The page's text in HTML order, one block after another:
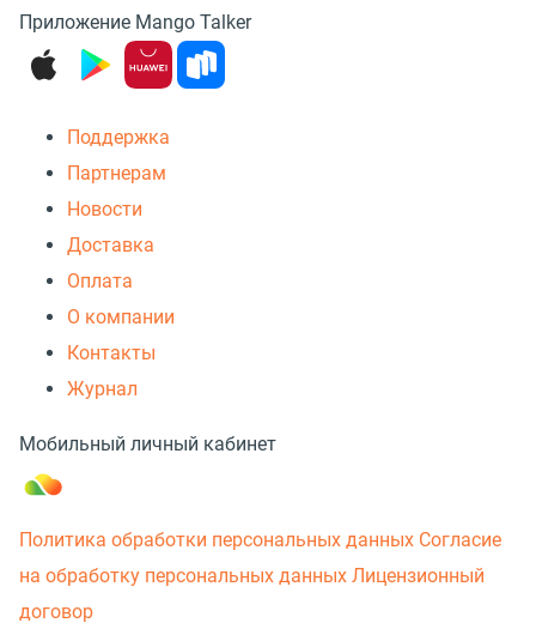
Приложение Mango Talker
Поддержка
Партнерам
Новости
Доставка
Оплата
О компании
Контакты
Журнал
Мобильный личный кабинет
Политика обработки персональных данных Согласие
на обработку персональных данных Лицензионный
договор